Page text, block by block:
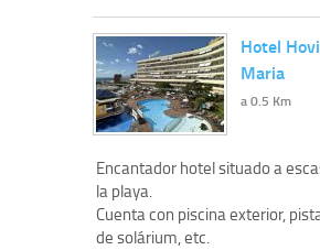
Hotel
Maria
a 0.5 Km
Encantador hotel situado a
la playa.
Cuenta con piscina exterior,
de solárium, etc.